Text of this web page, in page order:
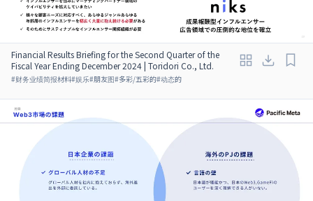
Financial Results Briefing for the Second Quarter of the
Fiscal Year Ending December 2024 | Toridori Co., Ltd.
#财务业绩简报材料#娱乐#朋友图#多彩/五彩的#动态的